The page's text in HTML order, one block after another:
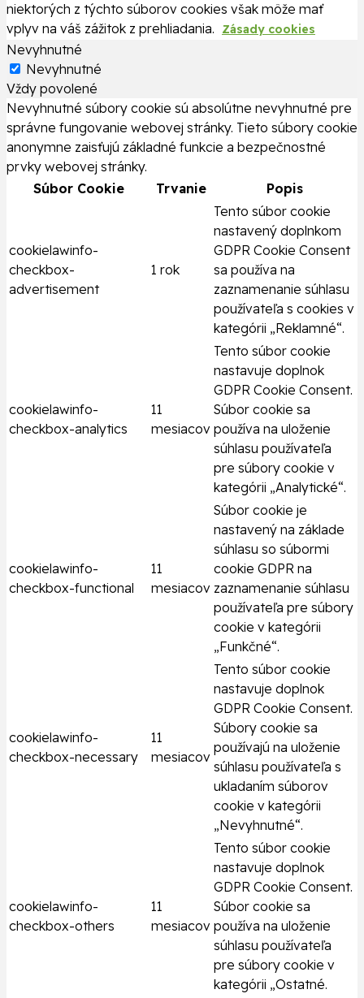
niektorých z týchto súborov cookies však môže mať
vplyv na váš zážitok z prehliadania.
Zásady cookies
Nevyhnutné
Nevyhnutné
Vždy povolené
Nevyhnutné súbory cookie sú absolútne nevyhnutné pre
správne fungovanie webovej stránky. Tieto súbory cookie
anonymne zaisťujú základné funkcie a bezpečnostné
prvky webovej stránky.
Súbor Cookie
Trvanie Popis
cookielawinfo-
checkbox-
advertisement
1 rok
Tento súbor cookie
nastavený doplnkom
GDPR Cookie Consent
sa používa na
zaznamenanie súhlasu
používateľa s cookies v
kategórii „Reklamné“.
cookielawinfo-
checkbox-analytics
11
mesiacov
Tento súbor cookie
nastavuje doplnok
GDPR Cookie Consent.
Súbor cookie sa
používa na uloženie
súhlasu používateľa
pre súbory cookie v
kategórii „Analytické“.
cookielawinfo-
checkbox-functional
11
mesiacov
Súbor cookie je
nastavený na základe
súhlasu so súbormi
cookie GDPR na
zaznamenanie súhlasu
používateľa pre súbory
cookie v kategórii
„Funkčné“.
cookielawinfo-
checkbox-necessary
11
mesiacov
Tento súbor cookie
nastavuje doplnok
GDPR Cookie Consent.
Súbory cookie sa
používajú na uloženie
súhlasu používateľa s
ukladaním súborov
cookie v kategórii
„Nevyhnutné“.
cookielawinfo-
checkbox-others
11
mesiacov
Tento súbor cookie
nastavuje doplnok
GDPR Cookie Consent.
Súbor cookie sa
používa na uloženie
súhlasu používateľa
pre súbory cookie v
kategórii „Ostatné.